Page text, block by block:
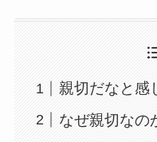
親切だなと感
なぜ親切なの